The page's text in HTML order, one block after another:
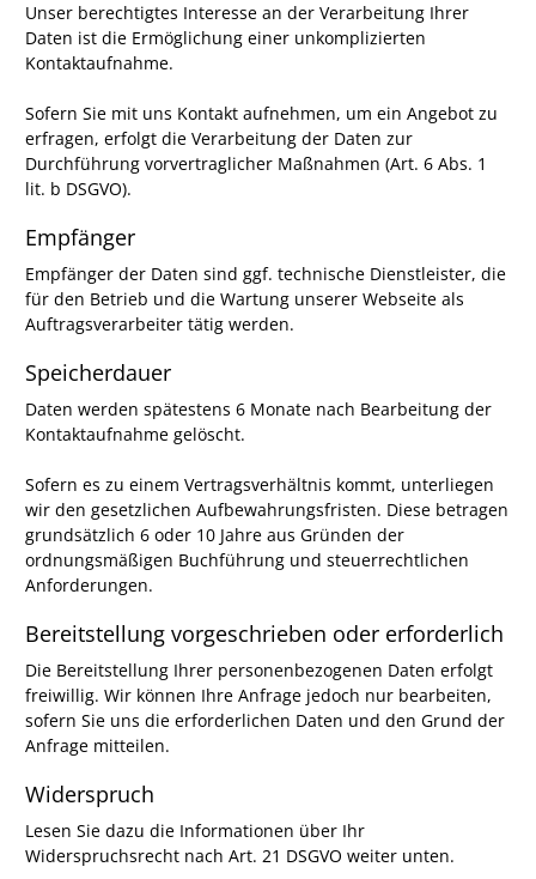
Unser berechtigtes Interesse an der Verarbeitung Ihrer
Daten ist die Ermöglichung einer unkomplizierten
Kontaktaufnahme.
Sofern Sie mit uns Kontakt aufnehmen, um ein Angebot zu
erfragen, erfolgt die Verarbeitung der Daten zur
Durchführung vorvertraglicher Maßnahmen (Art. 6 Abs. 1
lit. b DSGVO).
Empfänger
Empfänger der Daten sind ggf. technische Dienstleister, die
für den Betrieb und die Wartung unserer Webseite als
Auftragsverarbeiter tätig werden.
Speicherdauer
Daten werden spätestens 6 Monate nach Bearbeitung der
Kontaktaufnahme gelöscht.
Sofern es zu einem Vertragsverhältnis kommt, unterliegen
wir den gesetzlichen Aufbewahrungsfristen. Diese betragen
grundsätzlich 6 oder 10 Jahre aus Gründen der
ordnungsmäßigen Buchführung und steuerrechtlichen
Anforderungen.
Bereitstellung vorgeschrieben oder erforderlich
Die Bereitstellung Ihrer personenbezogenen Daten erfolgt
freiwillig. Wir können Ihre Anfrage jedoch nur bearbeiten,
sofern Sie uns die erforderlichen Daten und den Grund der
Anfrage mitteilen.
Widerspruch
Lesen Sie dazu die Informationen über Ihr
Widerspruchsrecht nach Art. 21 DSGVO weiter unten.